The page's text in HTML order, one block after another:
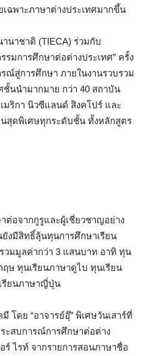
ฉพาะภาษาต่างประเทศมากขึ้น
นาชาติ (TIECA) ร่วมกับ
รมการศึกษาต่อต่างประเทศ” ครั้ง
ณ์สู่การศึกษา ภายในงานรวบรวม
นนำมากมาย กว่า 40 สถาบัน
มริกา นิวซีแลนด์ สิงคโปร์ และ
สุดพิเศษทุกระดับชั้น ทั้งหลักสูตร
ต่อจากกูรูและผู้เชี่ยวชาญอย่าง
งมีสิทธิ์ลุ้นทุนการศึกษาเรียน
วมมูลค่ากว่า 3 แสนบาท อาทิ ทุน
ฤษ ทุนเรียนภาษาดูไบ ทุนเรียน
รียนภาษาญี่ปุ่น
โดย “อาจารย์อุ๊” พิเศษวันเสาร์ที่
ะสบการณ์การศึกษาต่อต่าง
ร์ ไรท์ จากรายการสอนภาษาชื่อ